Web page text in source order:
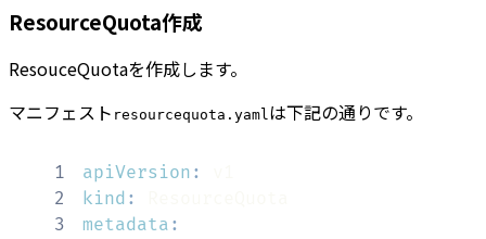
ResourceQuota作成
ResouceQuotaを作成します。
マニフェスト resourcequota.yamlは下記の通りです。
1 apiVersion :
2
kind :
3
metadata :